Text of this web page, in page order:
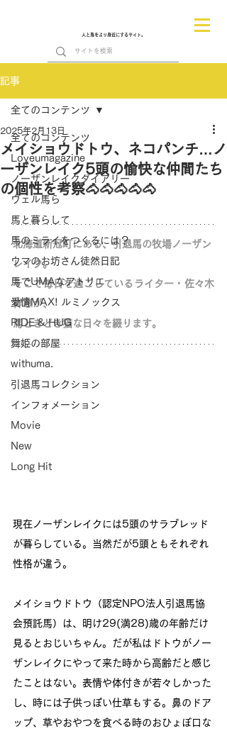
人と馬をより身近にするサイト。
記事
全てのコンテンツ
Loveumagazine
ノーザンレイクダイアリー
ヴェル馬ら
馬と暮らして
馬のミライをつくるには？
ウマのお坊さん徒然日記
馬でUMAなアトリエ
愛情MAX! ルミノックス
RIDE & HUG
舞姫の部屋
withuma.
引退馬コレクション
インフォメーション
Movie
New
Long Hit
全てのコンテンツ
メイショウドトウ、ネコパンチ…ノ
ーザンレイク5頭の愉快な仲間たち
の個性を考察🐴🐴🐴🐴🐴
2025年2月13日
北海道新冠町にある、引退馬の牧場ノーザン
レイク。
そこで毎日を過ごしているライター・佐々木
祥恵が、
馬ときどき猫な日々を綴ります。
現在ノーザンレイクには5頭のサラブレッド
が暮らしている。当然だが5頭ともそれぞれ
性格が違う。
メイショウドトウ（認定NPO法人引退馬協
会預託馬）は、明け29(満28)歳の年齢だけ
見るとおじいちゃん。だが私はドトウがノー
ザンレイクにやって来た時から高齢だと感じ
たことはない。表情や体付きが若々しかった
し、時には子供っぽい仕草もする。鼻のドア
ップ、草やおやつを食べる時のおひょぼ口な